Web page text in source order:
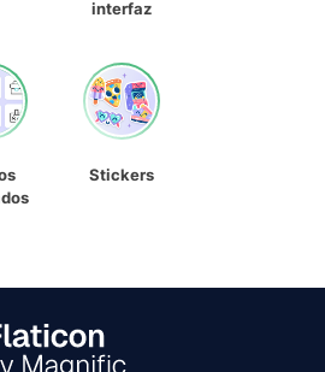
interfaz
Stickers